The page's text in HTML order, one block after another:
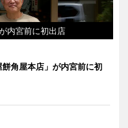
内宮前に初出店
角屋本店」が内宮前に初